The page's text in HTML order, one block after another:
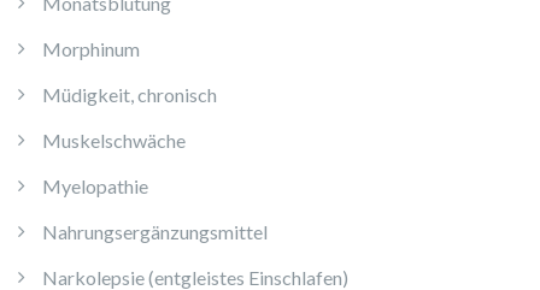
Morphinum
Müdigkeit, chronisch
Muskelschwäche
Myelopathie
Nahrungsergänzungsmittel
Narkolepsie (entgleistes Einschlafen)